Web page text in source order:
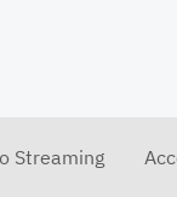
Streaming